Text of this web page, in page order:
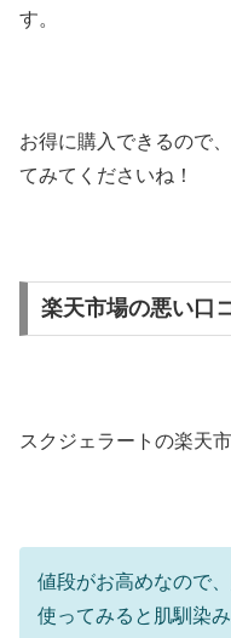
す。
お得に購入できるので
てみてくださいね！
楽天市場の悪い口
スクジェラートの楽天
値段がお高めなので
使ってみると肌馴染